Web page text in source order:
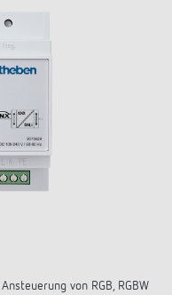
LUXORliving
von RGB, RGBW